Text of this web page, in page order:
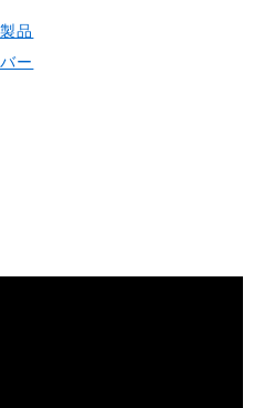
品
ー